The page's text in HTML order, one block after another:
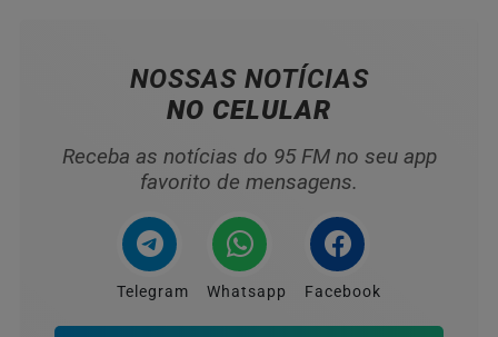
NOSSAS NOTÍCIAS
NO CELULAR
Receba as notícias do 95 FM no seu app
favorito de mensagens.
Telegram Whatsapp Facebook